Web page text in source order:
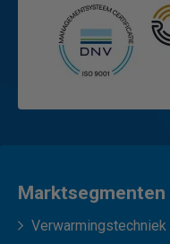
Marktsegmenten
Verwarmingstechniek